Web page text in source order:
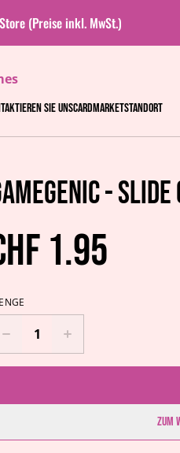
(Preise inkl. MwSt.)
Sie unsCardmarketStandort
- Slide
1.95
Zum